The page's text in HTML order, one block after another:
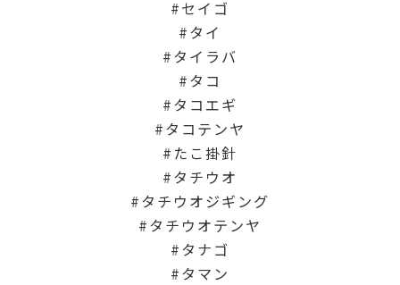
セイゴ
タイ
タイラバ
タコ
タコエギ
タコテンヤ
たこ掛針
タチウオ
タチウオジギング
タチウオテンヤ
タナゴ
タマン